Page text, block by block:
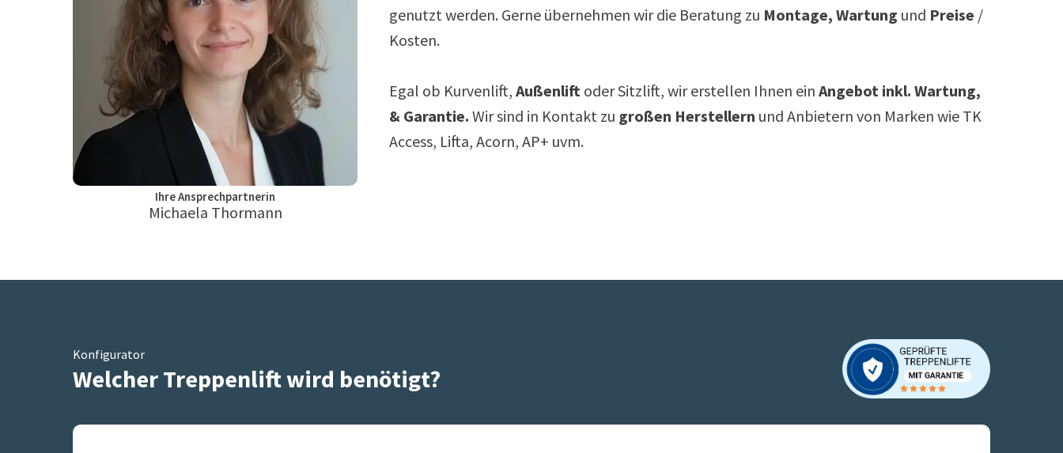
Ihre Ansprechpartnerin
Michaela Thormann
genutzt werden. Gerne übernehmen wir die Beratung zu Montage, Wartung und Preise /
Kosten.
Egal ob Kurvenlift, Außenlift oder Sitzlift, wir erstellen Ihnen ein Angebot inkl. Wartung,
& Garantie. Wir sind in Kontakt zu großen Herstellern und Anbietern von Marken wie TK
Access, Lifta, Acorn, AP+ uvm.
Konfigurator
Welcher Treppenlift wird benötigt?